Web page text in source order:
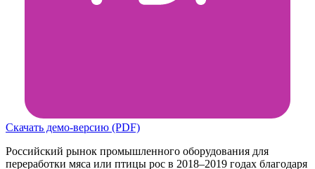
Скачать демо-версию (PDF)
Российский рынок промышленного оборудования для
переработки мяса или птицы рос в 2018–2019 годах благодаря